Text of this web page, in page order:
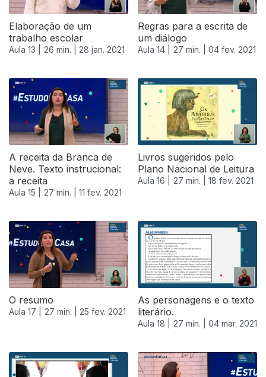
Elaboração de um
trabalho escolar
Aula 13 | 26 min. | 28 jan. 2021
Regras para a escrita de
um diálogo
Aula 14 | 27 min. | 04 fev. 2021
A receita da Branca de
Neve. Texto instrucional:
a receita
Aula 15 | 27 min. | 11 fev. 2021
Livros sugeridos pelo
Plano Nacional de Leitura
Aula 16 | 27 min. | 18 fev. 2021
O resumo
Aula 17 | 27 min. | 25 fev. 2021
As personagens e o texto
literário.
Aula 18 | 27 min. | 04 mar. 2021